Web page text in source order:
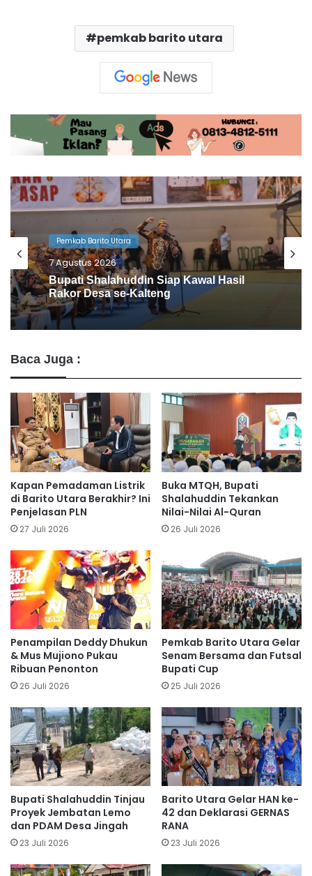
pemkab barito utara
Pemkab Barito Utara
6 Agustus 2026
Barito Utara Kaji Tiru Inovasi Unggulan
Pemkab Bantul
Baca Juga :
Kapan Pemadaman Listrik
di Barito Utara Berakhir? Ini
Penjelasan PLN
27 Juli 2026
Buka MTQH, Bupati
Shalahuddin Tekankan
Nilai-Nilai Al-Quran
26 Juli 2026
Penampilan Deddy Dhukun
& Mus Mujiono Pukau
Ribuan Penonton
26 Juli 2026
Pemkab Barito Utara Gelar
Senam Bersama dan Futsal
Bupati Cup
25 Juli 2026
Bupati Shalahuddin Tinjau
Proyek Jembatan Lemo
dan PDAM Desa Jingah
23 Juli 2026
Barito Utara Gelar HAN ke-
42 dan Deklarasi GERNAS
RANA
23 Juli 2026